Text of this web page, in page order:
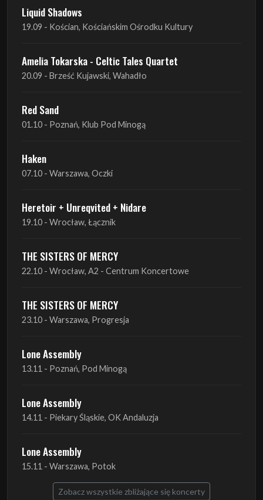
Amelia Tokarska - Celtic Tales Quartet
20.09 - Brześć Kujawski, Wahadło
Red Sand
Haken
Heretoir + Unreqvited + Nidare
THE SISTERS OF MERCY
22.10 - Wrocław, A2 - Centrum Koncertowe
THE SISTERS OF MERCY
Lone Assembly
Lone Assembly
14.11 - Piekary Śląskie, OK Andaluzja
Lone Assembly
15.11 - Warszawa, Potok